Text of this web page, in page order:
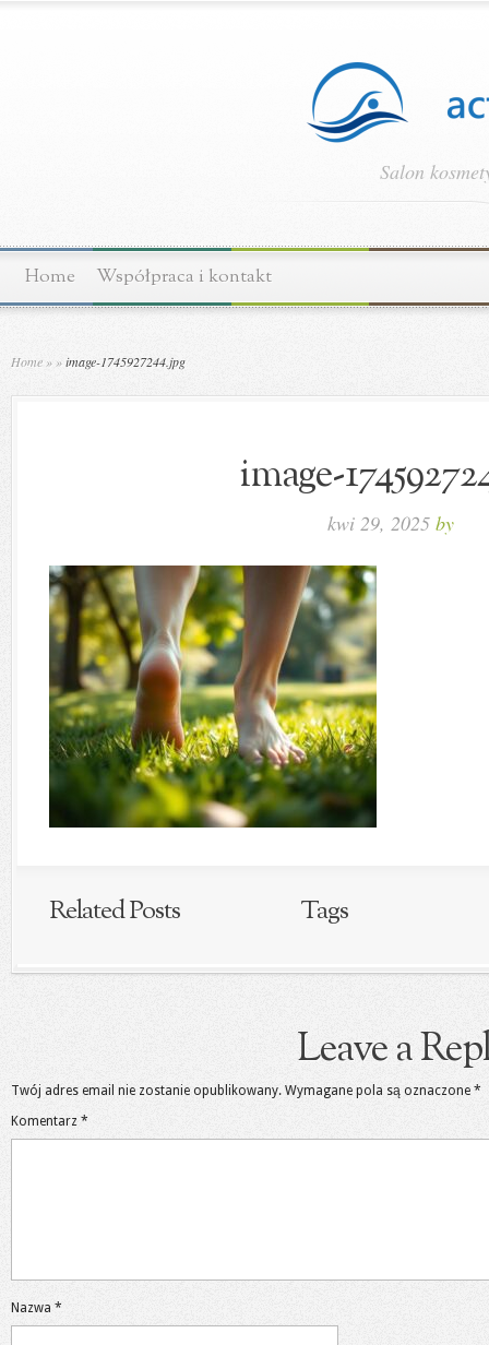
Salon
Home Współpraca i kontakt
Home » »image-1745927244.jpg
image-
kwi 29, 2025 by
Related Posts Tags
Leave a
Twój adres email nie zostanie opublikowany. Wymagane pola są oznaczone *
Komentarz *
Nazwa *